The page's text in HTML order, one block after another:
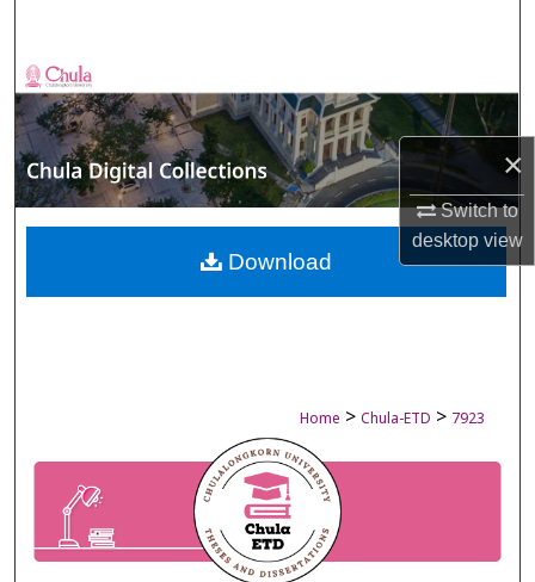
×
Switch to
desktopview
Browse Collections
My Account
About
Digital Commons Network™
Home > Chula-ETD > 7923
Download